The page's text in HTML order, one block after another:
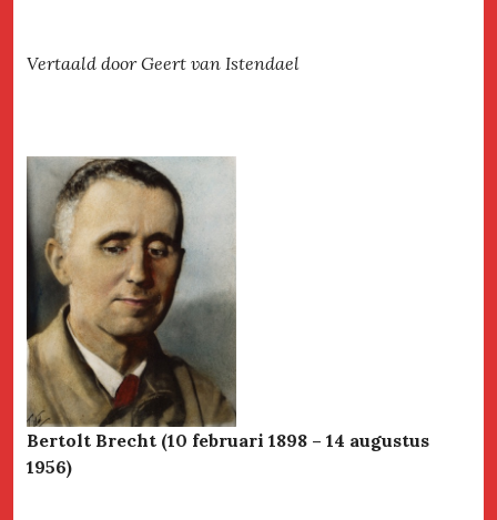
Vertaald door Geert van Istendael
Bertolt Brecht (10 februari 1898 – 14 augustus
1956)